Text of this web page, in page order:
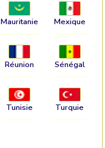
Mauritanie Mexique
Réunion Sénégal
Tunisie Turquie